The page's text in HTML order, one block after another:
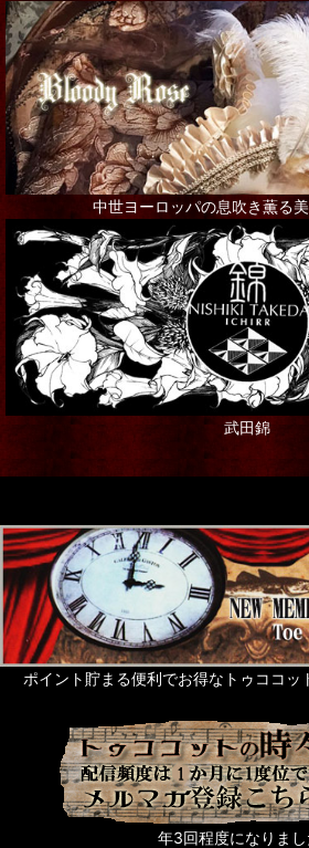
中世ヨーロッパの息吹き薫る
武田錦
ポイント貯まる便利でお得なトゥココッ
年3回程度になりまし